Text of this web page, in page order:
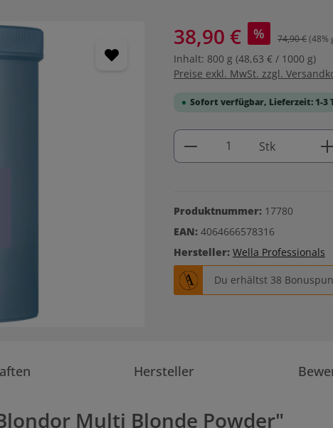
38,90 € % 74,90 €(48%
Inhalt: 800 g (48,63 € / 1000 g)
Preise exkl. MwSt. zzgl.
Sofort verfügbar, Lieferzeit: 1-3
Produkt Anzahl:
Stk
Produktnummer: 17780
EAN: 4064666578316
Hersteller: Wella Professionals
Du erhältst 38
Hersteller
Multi Blonde Powder"